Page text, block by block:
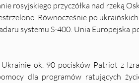
rosyjskiego przyczółka nad rzeką
Równocześnie po
systemu S-400. Unia Europejska
ok. 90 pocisków Patriot z
dla programów ratujących